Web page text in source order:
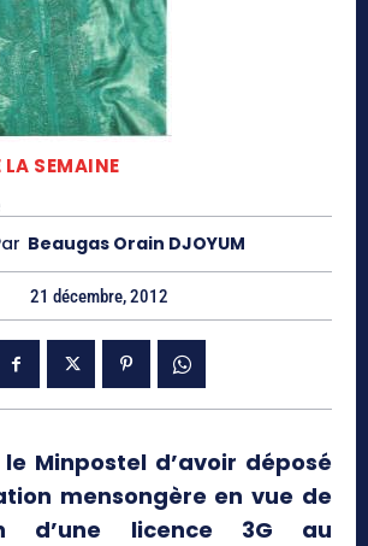
LA SEMAINE
Beaugas Orain DJOYUM
21 décembre, 2012
Minpostel d’avoir déposé
mensongère en vue de
d’une licence 3G au